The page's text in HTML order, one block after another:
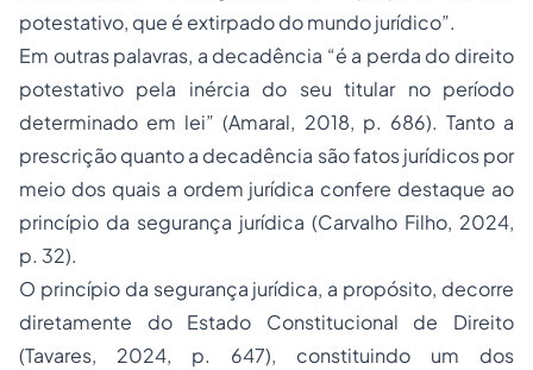
potestativo, que é extirpado do mundo jurídico”.
Em outras palavras, a decadência “é a perda do direito
potestativo pela inércia do seu titular no período
determinado em lei” (Amaral, 2018, p. 686). Tanto a
prescrição quanto a decadência são fatos jurídicos por
meio dos quais a ordem jurídica confere destaque ao
princípio da segurança jurídica (Carvalho Filho, 2024,
p. 32).
O princípio da segurança jurídica, a propósito, decorre
diretamente do Estado Constitucional de Direito
(Tavares, 2024, p. 647), constituindo um dos